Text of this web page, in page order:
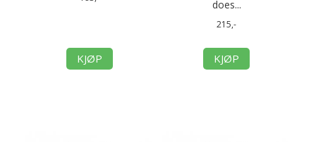
KJØP
does...
215,-
KJØP